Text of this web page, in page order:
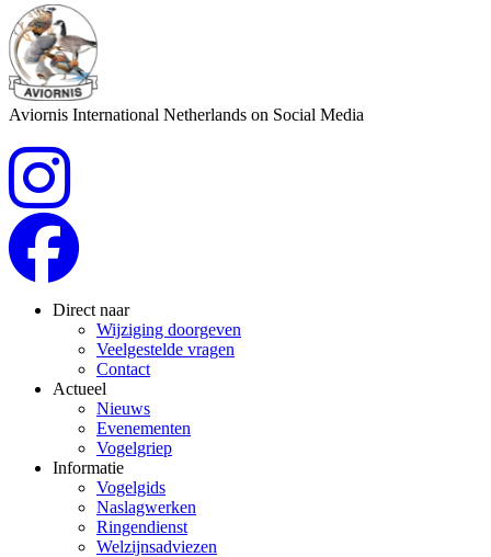
Aviornis International Netherlands on Social Media
Direct naar
Wijziging doorgeven
Veelgestelde vragen
Contact
Actueel
Nieuws
Evenementen
Vogelgriep
Informatie
Vogelgids
Naslagwerken
Ringendienst
Welzijnsadviezen